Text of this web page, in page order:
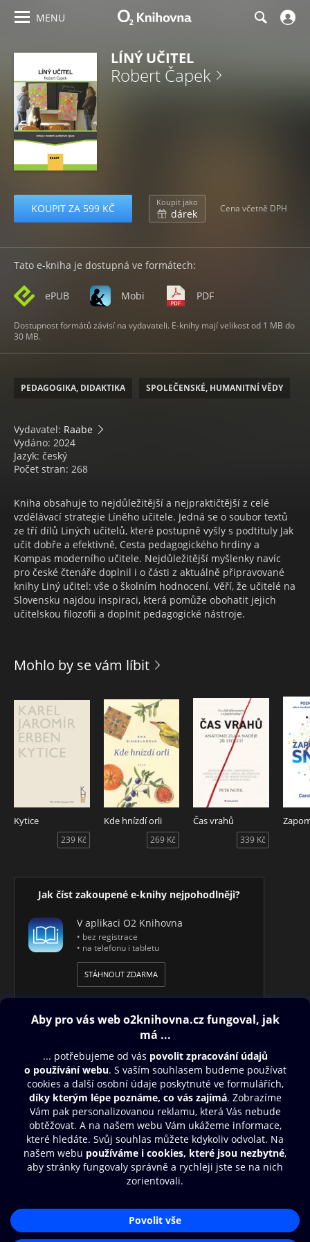
MENU
LÍNÝ UČITEL
Robert Čapek
KOUPIT ZA 599 KČ Koupit jako
dárek Cena včetně DPH
Tato e-kniha je dostupná ve formátech:
ePUB Mobi PDF
Dostupnost formátů závisí na vydavateli. E-knihy mají velikost od 1 MB do
30 MB.
PEDAGOGIKA, DIDAKTIKA SPOLEČENSKÉ, HUMANITNÍ VĚDY
Vydavatel: Raabe
Vydáno: 2024
Jazyk: český
Počet stran: 268
Kniha obsahuje to nejdůležitější a nejpraktičtější z celé
vzdělávací strategie Líněho učitele. Jedná se o soubor textů
ze tří dílů Liných učitelů, které postupně vyšly s podtituly Jak
učit dobře a efektivně, Cesta pedagogického hrdiny a
Kompas moderního učitele. Nejdůležitější myšlenky navíc
pro české čtenáře doplnil i o části z aktuálně připravované
knihy Liný učitel: vše o školním hodnocení. Věří, že učitelé na
Slovensku najdou inspiraci, která pomůže obohatit jejich
učitelskou filozofii a doplnit pedagogické nástroje.
Mohlo by se vám líbit
Kytice
239 Kč
Kde hnízdí orli
269 Kč
Čas vrahů
339 Kč
Jak číst zakoupené e-knihy nejpohodlněji?
V aplikaci O2 Knihovna
• bez registrace
• na telefonu i tabletu
STÁHNOUT ZDARMA
Obsah ke stažení
Moje O2 Knihovna
Další zábava
© O2 Czech Republic a.s.
Zásady zpracování osobních údajůAplikace O2 Knihovna